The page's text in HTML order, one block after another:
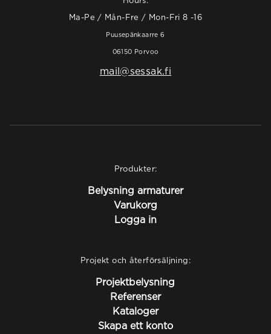
Ma-Pe / Mån-Fre / Mon-Fri 8 -16
Puusepänkaarre 6
06150 Porvoo
mail@sessak.fi
Produkter:
Belysning armaturer
Varukorg
Logga in
Projekt och återförsäljning:
Projektbelysning
Referenser
Kataloger
Skapa ett konto